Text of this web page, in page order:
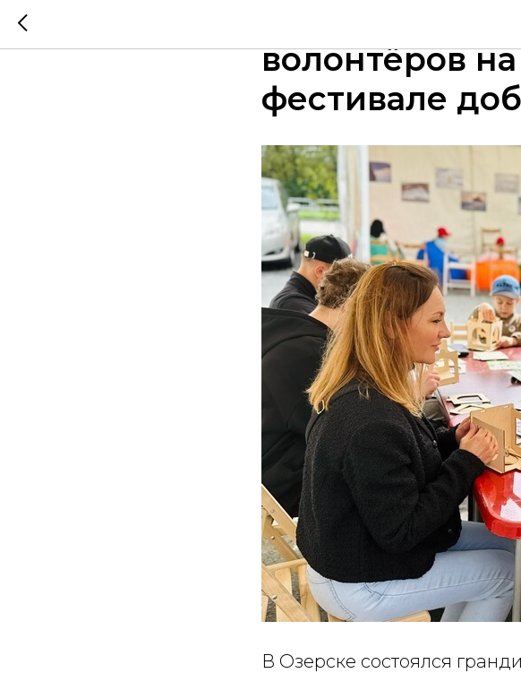
Озерск
волонтёров
фестивале
В Озерске состоялся